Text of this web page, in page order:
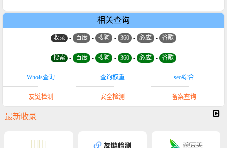
相关查询
收录 - 百度 - 搜狗 - 360 - 必应 - 谷歌
搜索 - 百度 - 搜狗 - 360 - 必应 - 谷歌
Whois查询 查询权重 seo综合
友链检测 安全检测 备案查询
最新收录